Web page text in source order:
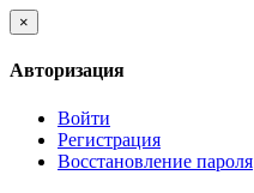
×
Авторизация
Войти
Регистрация
Восстановление пароля